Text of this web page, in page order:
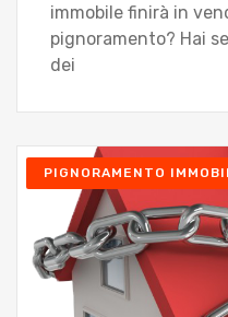
immobile finirà in
pignoramento? Hai
dei
PIGNORAMENTO